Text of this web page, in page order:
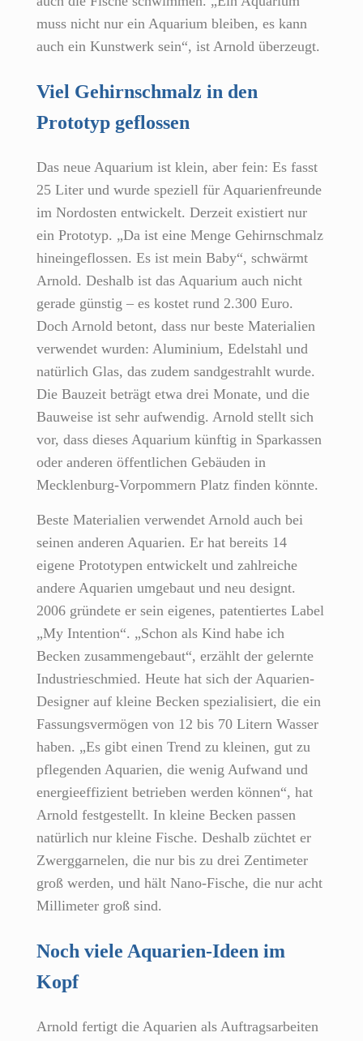
muss nicht nur ein Aquarium bleiben, es kann
auch ein Kunstwerk sein“, ist Arnold überzeugt.
Viel Gehirnschmalz in den
Prototyp geflossen
Das neue Aquarium ist klein, aber fein: Es fasst
25 Liter und wurde speziell für Aquarienfreunde
im Nordosten entwickelt. Derzeit existiert nur
ein Prototyp. „Da ist eine Menge Gehirnschmalz
hineingeflossen. Es ist mein Baby“, schwärmt
Arnold. Deshalb ist das Aquarium auch nicht
gerade günstig – es kostet rund 2.300 Euro.
Doch Arnold betont, dass nur beste Materialien
verwendet wurden: Aluminium, Edelstahl und
natürlich Glas, das zudem sandgestrahlt wurde.
Die Bauzeit beträgt etwa drei Monate, und die
Bauweise ist sehr aufwendig. Arnold stellt sich
vor, dass dieses Aquarium künftig in Sparkassen
oder anderen öffentlichen Gebäuden in
Mecklenburg-Vorpommern Platz finden könnte.
Beste Materialien verwendet Arnold auch bei
seinen anderen Aquarien. Er hat bereits 14
eigene Prototypen entwickelt und zahlreiche
andere Aquarien umgebaut und neu designt.
2006 gründete er sein eigenes, patentiertes Label
„My Intention“. „Schon als Kind habe ich
Becken zusammengebaut“, erzählt der gelernte
Industrieschmied. Heute hat sich der Aquarien-
Designer auf kleine Becken spezialisiert, die ein
Fassungsvermögen von 12 bis 70 Litern Wasser
haben. „Es gibt einen Trend zu kleinen, gut zu
pflegenden Aquarien, die wenig Aufwand und
energieeffizient betrieben werden können“, hat
Arnold festgestellt. In kleine Becken passen
natürlich nur kleine Fische. Deshalb züchtet er
Zwerggarnelen, die nur bis zu drei Zentimeter
groß werden, und hält Nano-Fische, die nur acht
Millimeter groß sind.
Noch viele Aquarien-Ideen im
Kopf
Arnold fertigt die Aquarien als Auftragsarbeiten